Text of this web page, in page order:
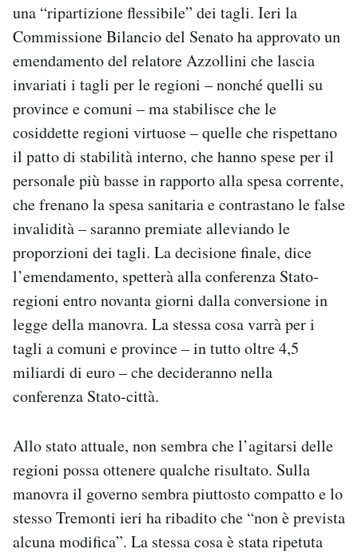
una “ripartizione flessibile” dei tagli. Ieri la
Commissione Bilancio del Senato ha approvato un
emendamento del relatore Azzollini che lascia
invariati i tagli per le regioni – nonché quelli su
province e comuni – ma stabilisce che le
cosiddette regioni virtuose – quelle che rispettano
il patto di stabilità interno, che hanno spese per il
personale più basse in rapporto alla spesa corrente,
che frenano la spesa sanitaria e contrastano le false
invalidità – saranno premiate alleviando le
proporzioni dei tagli. La decisione finale, dice
l’emendamento, spetterà alla conferenza Stato-
regioni entro novanta giorni dalla conversione in
legge della manovra. La stessa cosa varrà per i
tagli a comuni e province – in tutto oltre 4,5
miliardi di euro – che decideranno nella
conferenza Stato-città.
Allo stato attuale, non sembra che l’agitarsi delle
regioni possa ottenere qualche risultato. Sulla
manovra il governo sembra piuttosto compatto e lo
stesso Tremonti ieri ha ribadito che “non è prevista
alcuna modifica”. La stessa cosa è stata ripetuta